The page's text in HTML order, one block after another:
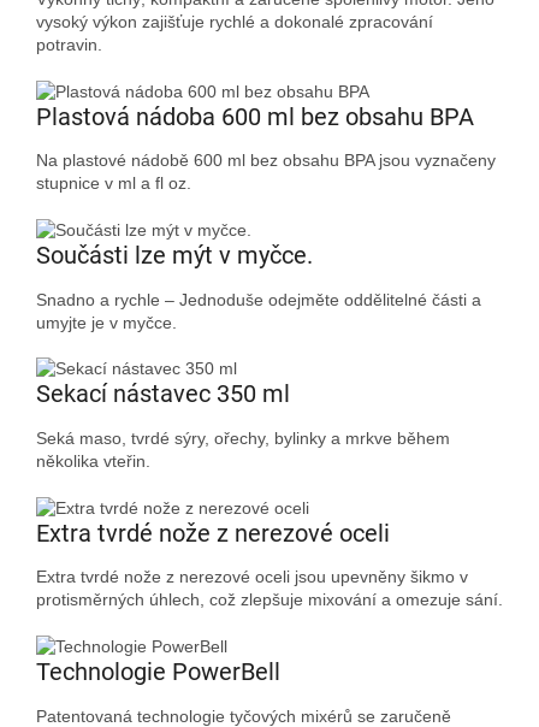
vysoký výkon zajišťuje rychlé a dokonalé zpracování
potravin.
Plastová nádoba 600 ml bez obsahu BPA
Na plastové nádobě 600 ml bez obsahu BPA jsou vyznačeny
stupnice v ml a fl oz.
Součásti lze mýt v myčce.
Snadno a rychle – Jednoduše odejměte oddělitelné části a
umyjte je v myčce.
Sekací nástavec 350 ml
Seká maso, tvrdé sýry, ořechy, bylinky a mrkve během
několika vteřin.
Extra tvrdé nože z nerezové oceli
Extra tvrdé nože z nerezové oceli jsou upevněny šikmo v
protisměrných úhlech, což zlepšuje mixování a omezuje sání.
Technologie PowerBell
Patentovaná technologie tyčových mixérů se zaručeně